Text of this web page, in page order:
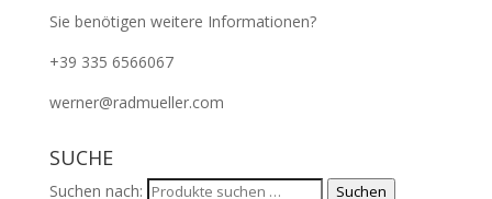
Sie benötigen weitere Informationen?
+39 335 6566067
werner@radmueller.com
SUCHE
Suchen nach: Suchen